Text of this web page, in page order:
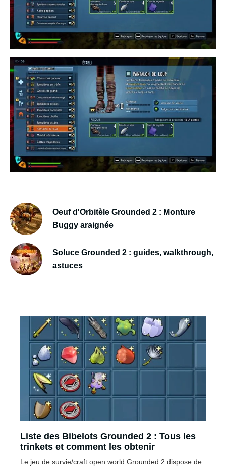
Oeuf d'Orbitèle Grounded 2 : Monture
Buggy araignée
Soluce Grounded 2 : guides, walkthrough,
astuces
Liste des Bibelots Grounded 2 : Tous les
trinkets et comment les obtenir
Le jeu de survie/craft open world Grounded 2 dispose de